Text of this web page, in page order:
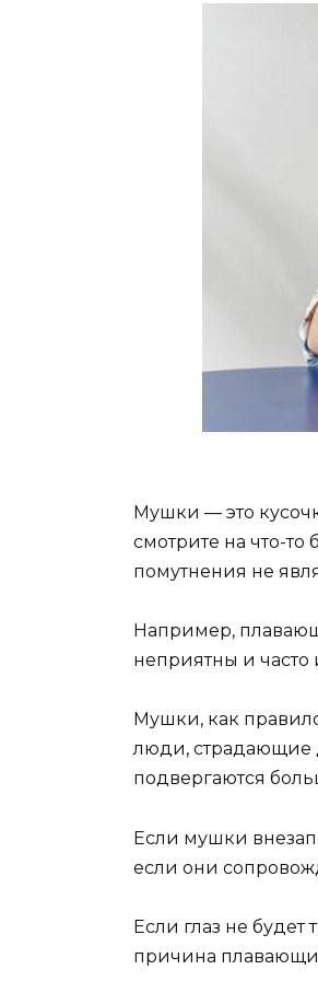
Мушки — это
смотрите на что-
помутнения не
Например,
неприятны и часто
Мушки, как
люди, страдающие
подвергаются
Если мушки
если они
Если глаз не
причина